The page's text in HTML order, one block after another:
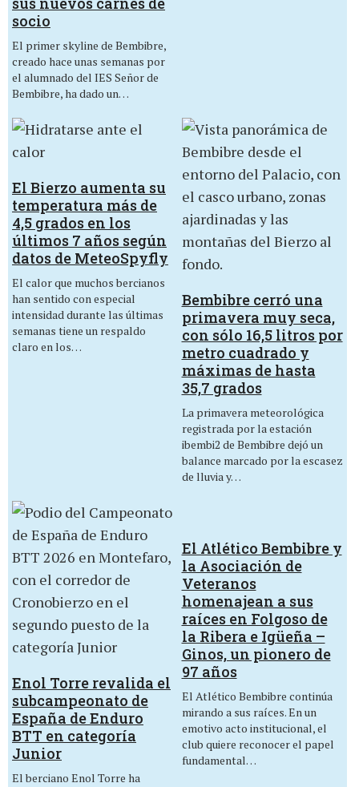
socio
El primer skyline de Bembibre,
creado hace unas semanas por
el alumnado del IES Señor de
Bembibre, ha dado un…
El Bierzo aumenta su
temperatura más de
4,5 grados en los
últimos 7 años según
datos de MeteoSpyfly
El calor que muchos bercianos
han sentido con especial
intensidad durante las últimas
semanas tiene un respaldo
claro en los…
Bembibre cerró una
primavera muy seca,
con sólo 16,5 litros por
metro cuadrado y
máximas de hasta
35,7 grados
La primavera meteorológica
registrada por la estación
ibembi2 de Bembibre dejó un
balance marcado por la escasez
de lluvia y…
Enol Torre revalida el
subcampeonato de
España de Enduro
BTT en categoría
Junior
El berciano Enol Torre ha
El Atlético Bembibre y
la Asociación de
Veteranos
homenajean a sus
raíces en Folgoso de
la Ribera e Igüeña –
Ginos, un pionero de
97 años
El Atlético Bembibre continúa
mirando a sus raíces. En un
emotivo acto institucional, el
club quiere reconocer el papel
fundamental…